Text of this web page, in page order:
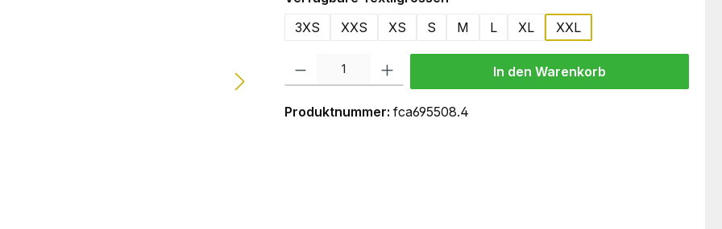
3XS
XXS XS S M L XL XXL
In den Warenkorb
Produktnummer: fca695508.4